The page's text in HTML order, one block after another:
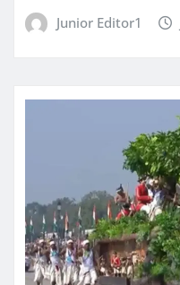
Junior Editor1